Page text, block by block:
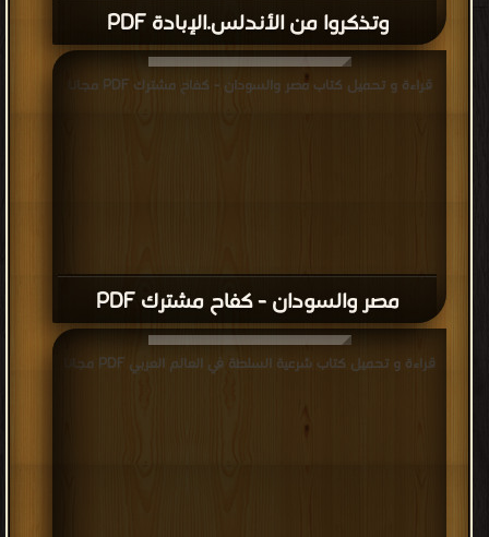
وتذكروا من الأندلس.الإبادة PDF
مصر والسودان - كفاح مشترك PDF
قراءة و تحميل كتاب مصر والسودان - كفاح مشترك PDF مجانا
قراءة و تحميل كتاب شرعية السلطة في العالم العربي PDF مجانا